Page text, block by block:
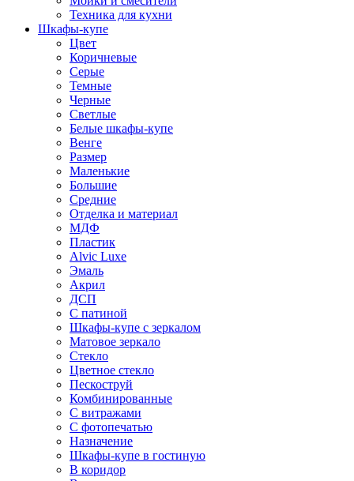
Техника для кухни
Шкафы-купе
Цвет
Коричневые
Серые
Темные
Черные
Светлые
Белые шкафы-купе
Венге
Размер
Маленькие
Большие
Средние
Отделка и материал
МДФ
Пластик
Alvic Luxe
Эмаль
Акрил
ДСП
С патиной
Шкафы-купе с зеркалом
Матовое зеркало
Стекло
Цветное стекло
Пескоструй
Комбинированные
С витражами
С фотопечатью
Назначение
Шкафы-купе в гостиную
В коридор